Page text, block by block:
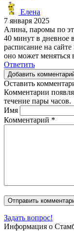
Елена
7 января 2025
Алина, паромы по
40 минут в дневное
расписание на
оно может меняться
Ответить
Добавить
Оставить
Комментарии
течение пары часов.
Имя
Комментарий *
Задать вопрос!
Информация о